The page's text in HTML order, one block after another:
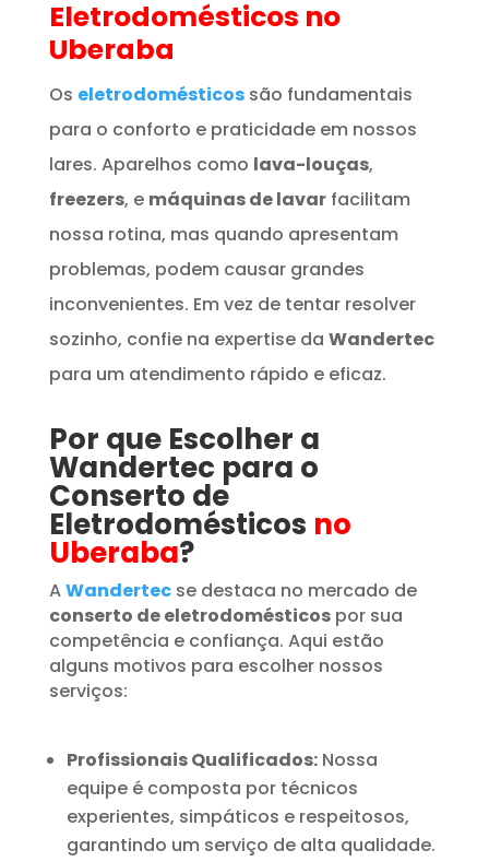
Eletrodomésticos no
Uberaba
Os eletrodomésticos são fundamentais
para o conforto e praticidade em nossos
lares. Aparelhos como lava-louças,
freezers, e máquinas de lavarfacilitam
nossa rotina, mas quando apresentam
problemas, podem causar grandes
inconvenientes. Em vez de tentar resolver
sozinho, confie na expertise da Wandertec
para um atendimento rápido e eficaz.
Por que Escolher a
Wandertec para o
Conserto de
Eletrodomésticos no
Uberaba?
AWandertecse destaca no mercado de
conserto de eletrodomésticospor sua
competência e confiança. Aqui estão
alguns motivos para escolher nossos
serviços:
Profissionais Qualificados:Nossa
equipe é composta por técnicos
experientes, simpáticos e respeitosos,
garantindo um serviço de alta qualidade.